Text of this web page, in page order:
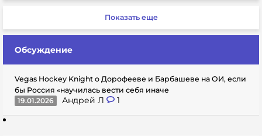
Показать еще
Обсуждение
Vegas Hockey Knight о Дорофееве и Барбашеве на ОИ, если
бы Россия «научилась вести себя иначе
19.01.2026
Андрей Л 1